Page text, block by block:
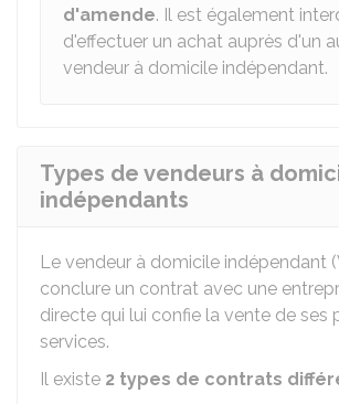
d'amende. Il est également
d'effectuer un achat auprès d'un
vendeur à domicile indépendant.
Types de vendeurs à
indépendants
Le vendeur à domicile indépendant
conclure un contrat avec une
directe qui lui confie la vente de ses
services.
Il existe 2 types de contrats